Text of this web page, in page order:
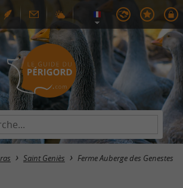
Saint Geniès Ferme Auberge des Genestes